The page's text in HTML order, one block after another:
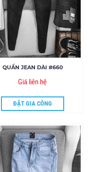
QUẦN JEAN DÀI #660
Giá liên hệ
ĐẶT GIA CÔNG